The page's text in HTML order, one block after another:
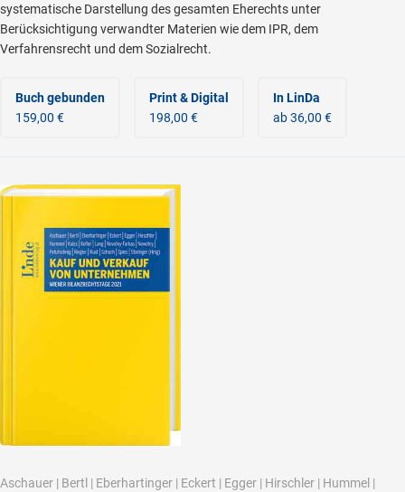
systematische Darstellung des gesamten Eherechts unter
Berücksichtigung verwandter Materien wie dem IPR, dem
Verfahrensrecht und dem Sozialrecht.
Buch gebunden
159,00 €
Print & Digital
198,00 €
In LinDa
ab 36,00 €
Aschauer | Bertl | Eberhartinger | Eckert | Egger | Hirschler | Hummel |